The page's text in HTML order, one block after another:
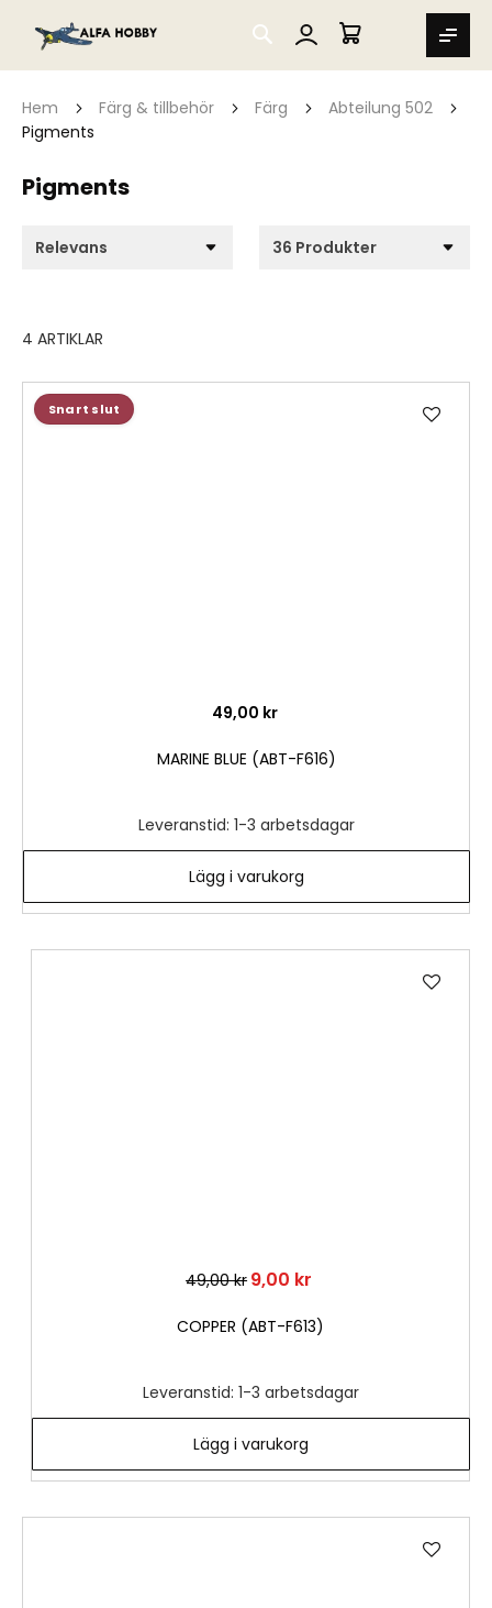
SEARCH
MIN VARUKORG
Hem Färg & tillbehör Färg
Abteilung 502
Pigments
Pigments
4 ARTIKLAR
Snart slut
49,00 kr
MARINE BLUE (ABT-F616)
Leveranstid: 1-3 arbetsdagar
Lägg i varukorg
9,00 kr
49,00 kr
COPPER (ABT-F613)
Leveranstid: 1-3 arbetsdagar
Lägg i varukorg